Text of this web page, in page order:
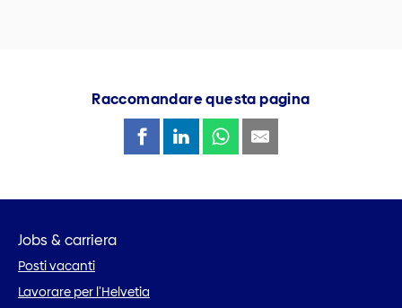
Raccomandare questa pagina
Jobs & carriera
Posti vacanti
Lavorare per l’Helvetia